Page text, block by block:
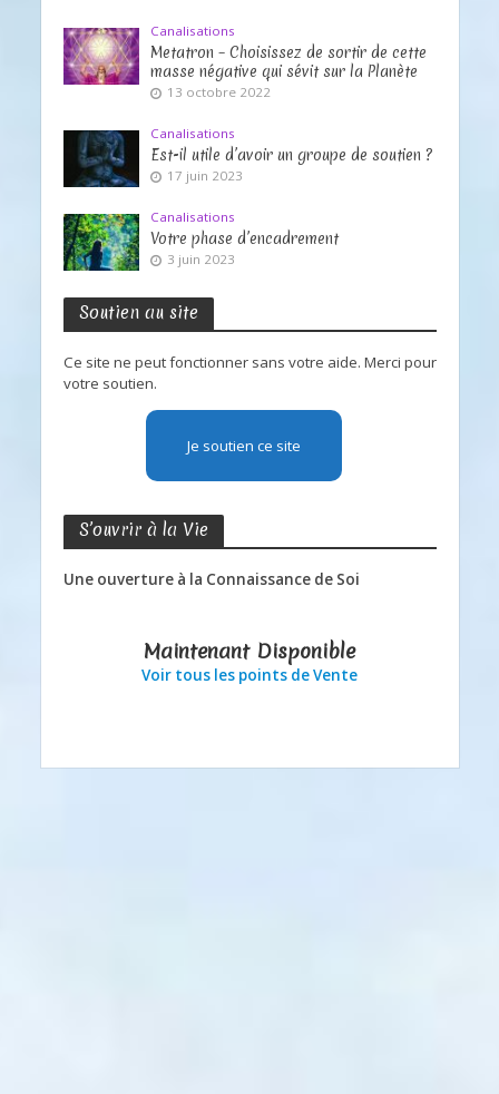
Canalisations
Metatron – Choisissez de sortir de cette
masse négative qui sévit sur la Planète
13 octobre 2022
Canalisations
Est-il utile d’avoir un groupe de soutien ?
17 juin 2023
Canalisations
Votre phase d’encadrement
3 juin 2023
Soutien au site
Ce site ne peut fonctionner sans votre aide. Merci pour
votre soutien.
Je soutien ce site
S’ouvrir à la Vie
Une ouverture à la Connaissance de Soi
Maintenant Disponible
Voir tous les points de Vente